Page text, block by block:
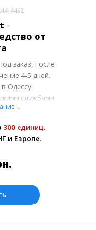
4462
-
от
заказ, после
4-5 дней.
Одессу
службами
в Москве.
Цены на
руб.= 4.20154
300 единиц.
и Европе.